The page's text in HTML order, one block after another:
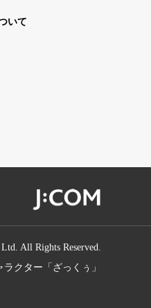
いて
All Rights Reserved.
クター「ざっくぅ」